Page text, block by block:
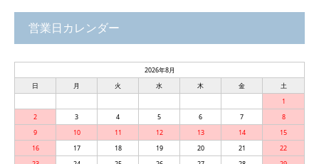
営業日カレンダー
2026年8月
日
月 火 水 木 金
土
1
2
3 4 5 6 7
8
9
10 11 12 13 14
15
16
17 18 19 20 21
22